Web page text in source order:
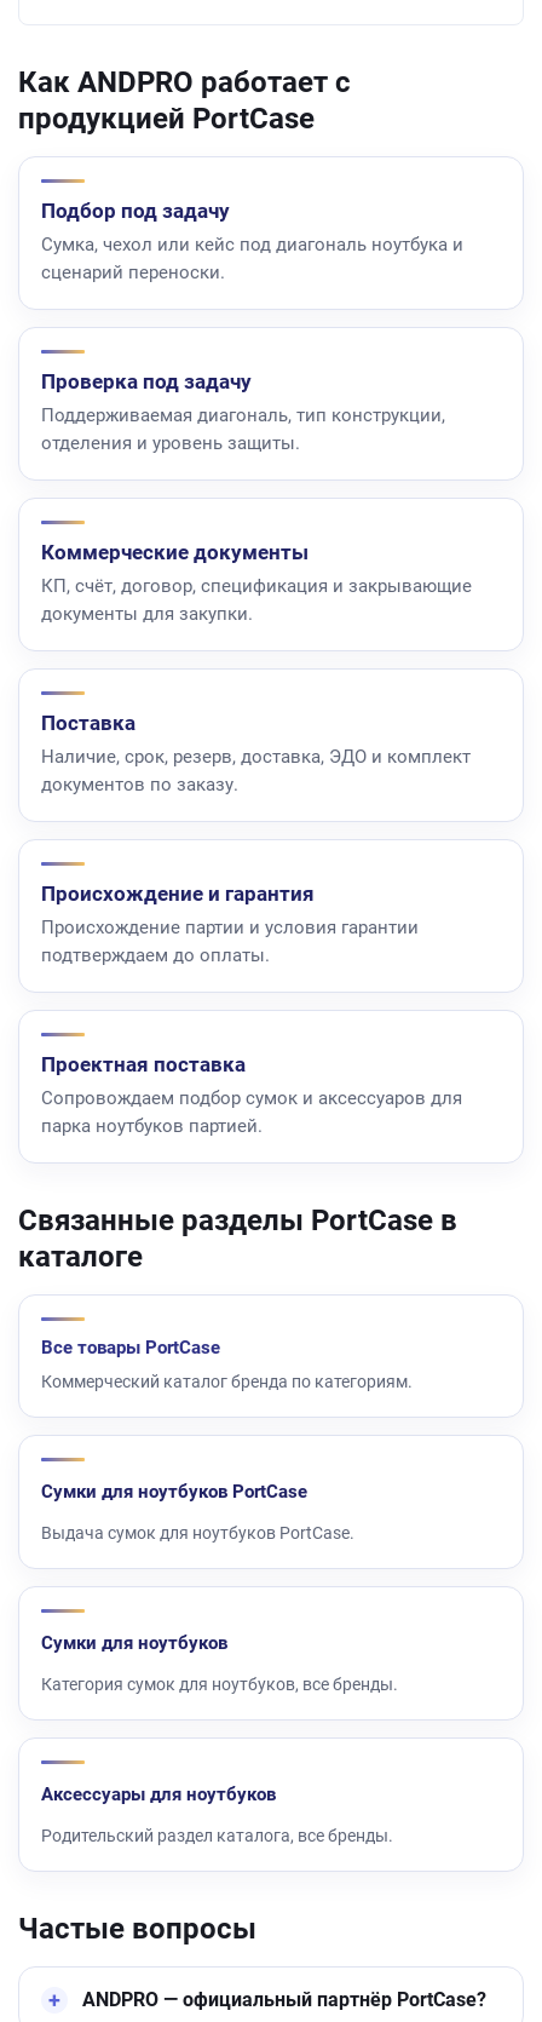
Как ANDPRO работает с
продукцией PortCase
Подбор под задачу
Сумка, чехол или кейс под диагональ ноутбука и
сценарий переноски.
Проверка под задачу
Поддерживаемая диагональ, тип конструкции,
отделения и уровень защиты.
Коммерческие документы
КП, счёт, договор, спецификация и закрывающие
документы для закупки.
Поставка
Наличие, срок, резерв, доставка, ЭДО и комплект
документов по заказу.
Происхождение и гарантия
Происхождение партии и условия гарантии
подтверждаем до оплаты.
Проектная поставка
Сопровождаем подбор сумок и аксессуаров для
парка ноутбуков партией.
Связанные разделы PortCase в
каталоге
Все товары PortCase
Коммерческий каталог бренда по категориям.
Сумки для ноутбуков PortCase
Выдача сумок для ноутбуков PortCase.
Сумки для ноутбуков
Категория сумок для ноутбуков, все бренды.
Аксессуары для ноутбуков
Родительский раздел каталога, все бренды.
Частые вопросы
ANDPRO — официальный партнёр PortCase?